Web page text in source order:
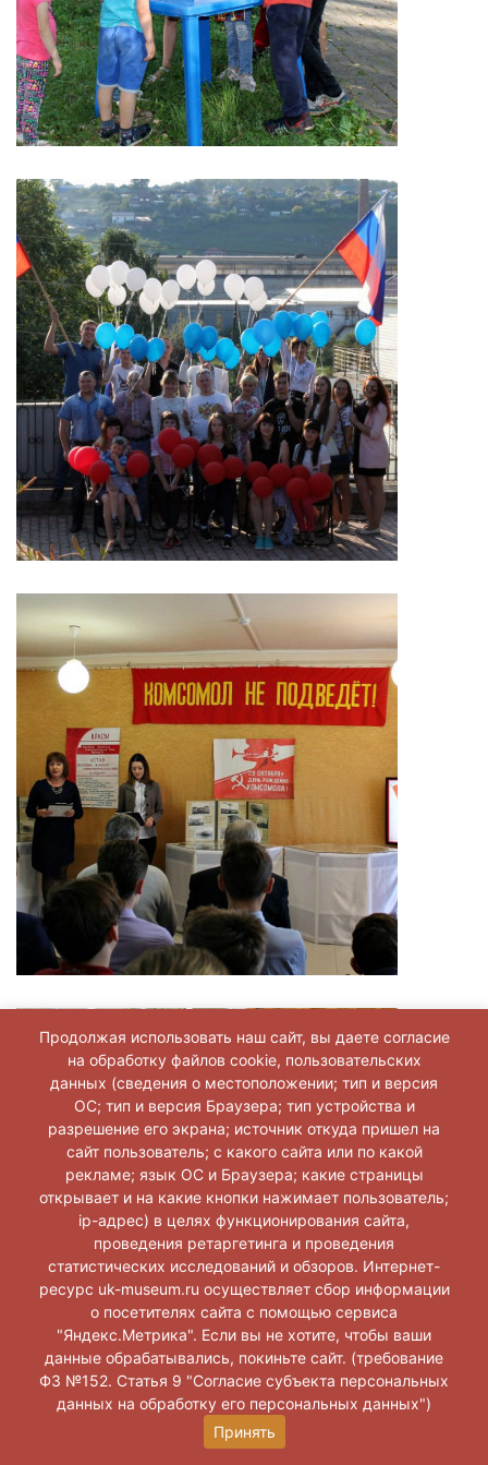
Продолжая использовать наш сайт, вы даете согласие
на обработку файлов cookie, пользовательских
данных (сведения о местоположении; тип и версия
ОС; тип и версия Браузера; тип устройства и
разрешение его экрана; источник откуда пришел на
сайт пользователь; с какого сайта или по какой
рекламе; язык ОС и Браузера; какие страницы
открывает и на какие кнопки нажимает пользователь;
ip-адрес) в целях функционирования сайта,
проведения ретаргетинга и проведения
статистических исследований и обзоров. Интернет-
ресурс uk-museum.ru осуществляет сбор информации
о посетителях сайта с помощью сервиса
"Яндекс.Метрика". Если вы не хотите, чтобы ваши
данные обрабатывались, покиньте сайт. (требование
ФЗ №152. Статья 9 "Согласие субъекта персональных
данных на обработку его персональных данных")
Принять